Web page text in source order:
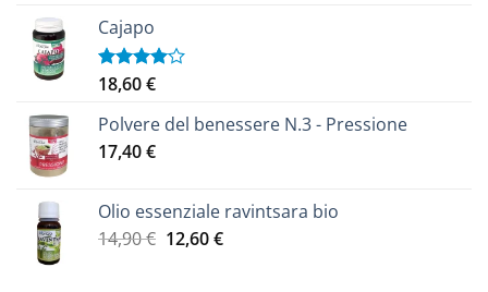
era:
Cajapo
Valutato
5
18,60€
Polvere del benessere N.3 - Pressione
17,40€
Olio essenziale ravintsara bio
14,90€ Il
12,60€Il